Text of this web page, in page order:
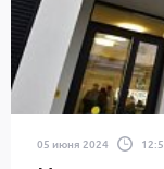
05 июня 2024